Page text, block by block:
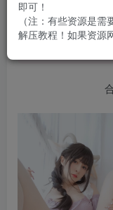
能，作品非
知道她在本
即可！
（注：有些资源是
解压教程！如果资源